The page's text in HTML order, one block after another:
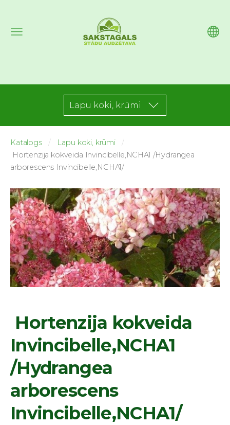
Lapu koki, krūmi
Katalogs
Lapu koki, krūmi
Hortenzija kokveida Invincibelle,NCHA1 /Hydrangea
arborescens Invincibelle,NCHA1/
Hortenzija kokveida
Invincibelle,NCHA1
/Hydrangea
arborescens
Invincibelle,NCHA1/